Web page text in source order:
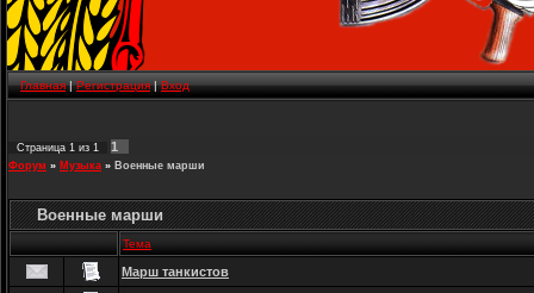
Главная|Регистрация|Вход
Страница 1 из 1 1
Форум » Музыка » Военные марши
Военные марши
Тема
Марш танкистов